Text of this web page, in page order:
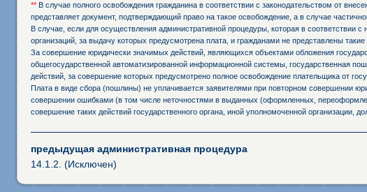
** В случае полного освобождения гражданина в соответствии с законодательством от
представляет документ, подтверждающий право на такое освобождение, а в случае
В случае, если для осуществления административной процедуры, которая в соответствии
организаций, за выдачу которых предусмотрена плата, и гражданами не представлены
За совершение юридически значимых действий, являющихся объектами обложения
общегосударственной автоматизированной информационной системы, государственная
действий, за совершение которых предусмотрено полное освобождение плательщика от
Плата в виде сбора (пошлины) не уплачивается заявителями при повторном совершении
совершении ошибками (в том числе неточностями в выданных (оформленных,
совершение таких действий государственного органа, иной уполномоченной организации,
предыдущая административная процедура
14.1.2. (Исключен)